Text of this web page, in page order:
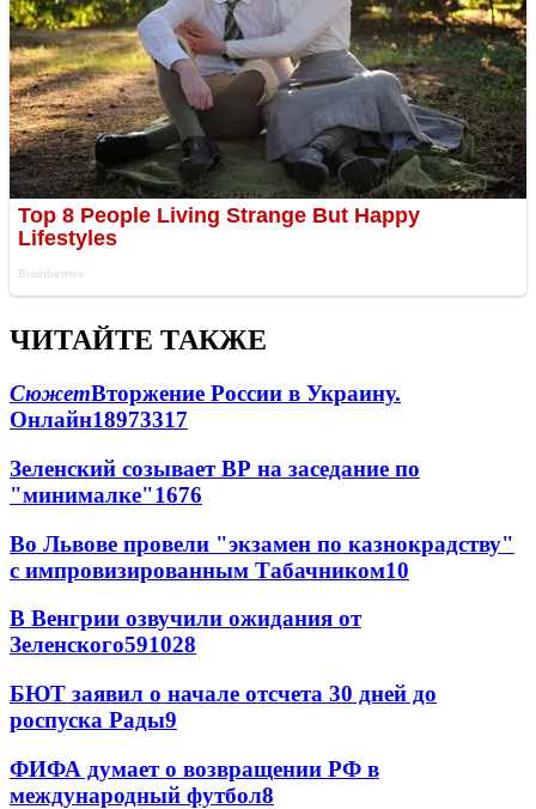
ЧИТАЙТЕ ТАКЖЕ
СюжетВторжение России в Украину.
Онлайн18973317
Зеленский созывает ВР на заседание по
"минималке"1676
Во Львове провели "экзамен по казнокрадству"
с импровизированным Табачником10
В Венгрии озвучили ожидания от
Зеленского591028
БЮТ заявил о начале отсчета 30 дней до
роспуска Рады9
ФИФА думает о возвращении РФ в
международный футбол8